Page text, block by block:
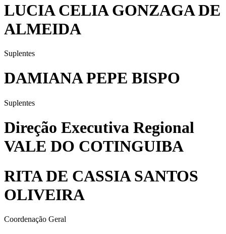
LUCIA CELIA GONZAGA DE
ALMEIDA
Suplentes
DAMIANA PEPE BISPO
Suplentes
Direção Executiva Regional
VALE DO COTINGUIBA
RITA DE CASSIA SANTOS
OLIVEIRA
Coordenação Geral